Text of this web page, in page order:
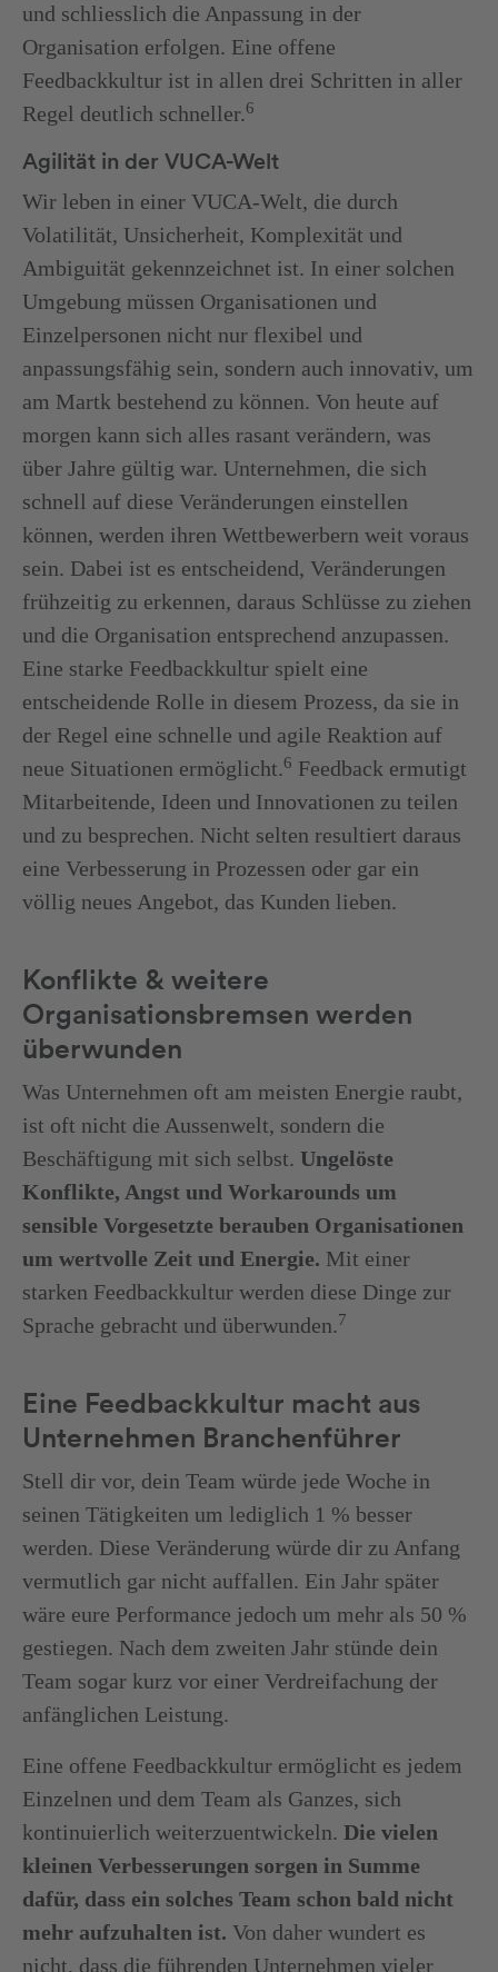
und schliesslich die Anpassung in der
Organisation erfolgen. Eine offene
Feedbackkultur ist in allen drei Schritten in aller
Regel deutlich schneller.6
Agilität in der VUCA-Welt
Wir leben in einer VUCA-Welt, die durch
Volatilität, Unsicherheit, Komplexität und
Ambiguität gekennzeichnet ist. In einer solchen
Umgebung müssen Organisationen und
Einzelpersonen nicht nur flexibel und
anpassungsfähig sein, sondern auch innovativ, um
am Martk bestehend zu können. Von heute auf
morgen kann sich alles rasant verändern, was
über Jahre gültig war. Unternehmen, die sich
schnell auf diese Veränderungen einstellen
können, werden ihren Wettbewerbern weit voraus
sein. Dabei ist es entscheidend, Veränderungen
frühzeitig zu erkennen, daraus Schlüsse zu ziehen
und die Organisation entsprechend anzupassen.
Eine starke Feedbackkultur spielt eine
entscheidende Rolle in diesem Prozess, da sie in
der Regel eine schnelle und agile Reaktion auf
neue Situationen ermöglicht.6 Feedback ermutigt
Mitarbeitende, Ideen und Innovationen zu teilen
und zu besprechen. Nicht selten resultiert daraus
eine Verbesserung in Prozessen oder gar ein
völlig neues Angebot, das Kunden lieben.
Konflikte & weitere
Organisationsbremsen werden
überwunden
Was Unternehmen oft am meisten Energie raubt,
ist oft nicht die Aussenwelt, sondern die
Beschäftigung mit sich selbst. Ungelöste
Konflikte, Angst und Workarounds um
sensible Vorgesetzte berauben Organisationen
um wertvolle Zeit und Energie. Mit einer
starken Feedbackkultur werden diese Dinge zur
Sprache gebracht und überwunden.7
Eine Feedbackkultur macht aus
Unternehmen Branchenführer
Stell dir vor, dein Team würde jede Woche in
seinen Tätigkeiten um lediglich 1 % besser
werden. Diese Veränderung würde dir zu Anfang
vermutlich gar nicht auffallen. Ein Jahr später
wäre eure Performance jedoch um mehr als 50 %
gestiegen. Nach dem zweiten Jahr stünde dein
Team sogar kurz vor einer Verdreifachung der
anfänglichen Leistung.
Eine offene Feedbackkultur ermöglicht es jedem
Einzelnen und dem Team als Ganzes, sich
kontinuierlich weiterzuentwickeln. Die vielen
kleinen Verbesserungen sorgen in Summe
dafür, dass ein solches Team schon bald nicht
mehr aufzuhalten ist. Von daher wundert es
nicht, dass die führenden Unternehmen vieler